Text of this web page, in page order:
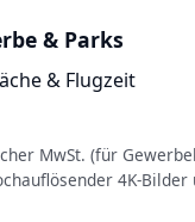
& Parks
& Flugzeit
MwSt. (für
4K-